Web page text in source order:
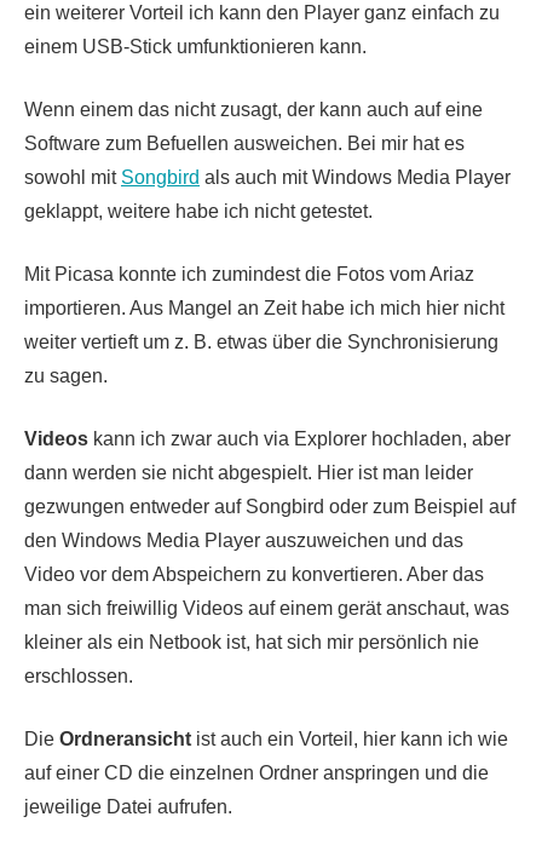
ein weiterer Vorteil ich kann den Player ganz einfach zu
einem USB-Stick umfunktionieren kann.
Wenn einem das nicht zusagt, der kann auch auf eine
Software zum Befuellen ausweichen. Bei mir hat es
sowohl mit Songbird als auch mit Windows Media Player
geklappt, weitere habe ich nicht getestet.
Mit Picasa konnte ich zumindest die Fotos vom Ariaz
importieren. Aus Mangel an Zeit habe ich mich hier nicht
weiter vertieft um z. B. etwas über die Synchronisierung
zu sagen.
Videos kann ich zwar auch via Explorer hochladen, aber
dann werden sie nicht abgespielt. Hier ist man leider
gezwungen entweder auf Songbird oder zum Beispiel auf
den Windows Media Player auszuweichen und das
Video vor dem Abspeichern zu konvertieren. Aber das
man sich freiwillig Videos auf einem gerät anschaut, was
kleiner als ein Netbook ist, hat sich mir persönlich nie
erschlossen.
Die Ordneransicht ist auch ein Vorteil, hier kann ich wie
auf einer CD die einzelnen Ordner anspringen und die
jeweilige Datei aufrufen.